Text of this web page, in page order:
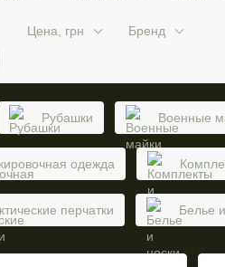
Цена, грн Бренд
Рубашки Военные
одежда
перчатки Белье